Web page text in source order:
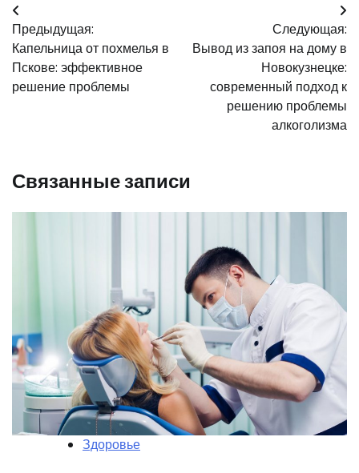
Навигация
по
записям
Предыдущая:
Капельница от похмелья в
Пскове: эффективное
решение проблемы
Следующая:
Вывод из запоя на дому в
Новокузнецке:
современный подход к
решению проблемы
алкоголизма
Связанные записи
Здоровье